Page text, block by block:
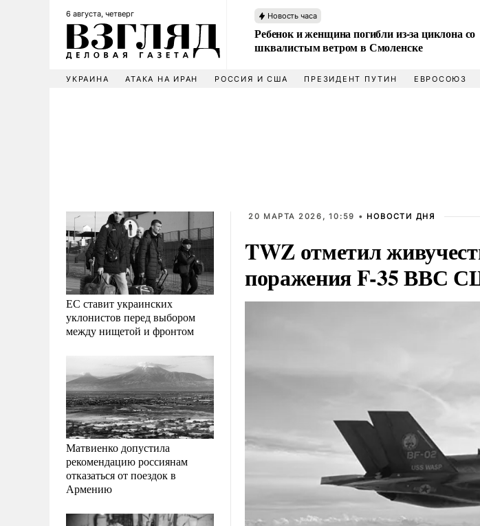
6 августа, четверг Новость часа
Ребенок и женщина погибли из-за циклона со
шквалистым ветром в Смоленске
УКРАИНА АТАКА НА ИРАН РОССИЯ И США ПРЕЗИДЕНТ ПУТИН ЕВРОСОЮЗ
ЕС ставит украинских
уклонистов перед выбором
между нищетой и фронтом
Матвиенко допустила
рекомендацию россиянам
отказаться от поездок в
Армению
20 МАРТА 2026, 10:59 • НОВОСТИ ДНЯ
TWZ отметил
поражения F-35 ВВС